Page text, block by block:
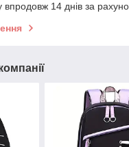
14 днів за